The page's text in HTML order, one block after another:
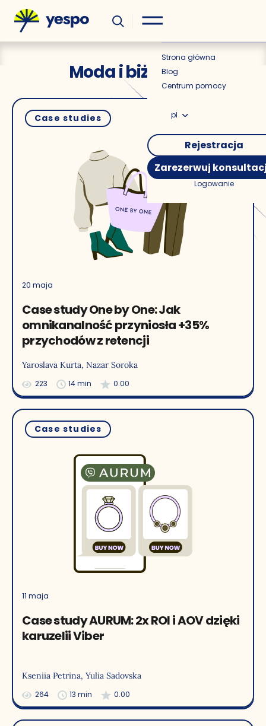
Aktualności
Strona główna
Blog
Centrum pomocy
pl
Rejestracja
Zarezerwuj
Logowanie
Moda i biżuteria
Case studies
20 maja
Case study One by One: Jak
omnikanalność przyniosła +35%
przychodów z retencji
Yaroslava Kurta, Nazar Soroka
223 14 min 0.00
Case studies
11 maja
Case study AURUM: 2x ROI i AOV dzięki
karuzelii Viber
Kseniia Petrina, Yulia Sadovska
264 13 min 0.00